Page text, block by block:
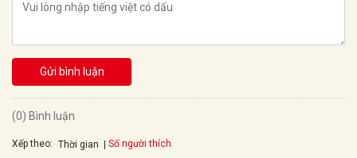
Gửi bình luận
(0) Bình luận
Xếp theo: Thời gian Số người thích